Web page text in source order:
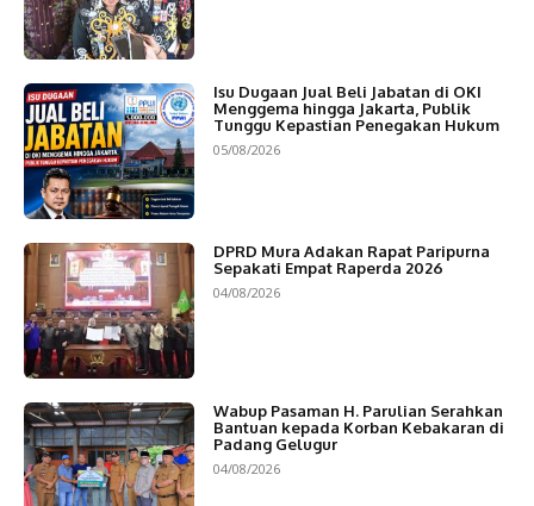
Isu Dugaan Jual Beli Jabatan di OKI
Menggema hingga Jakarta, Publik
Tunggu Kepastian Penegakan Hukum
05/08/2026
DPRD Mura Adakan Rapat Paripurna
Sepakati Empat Raperda 2026
04/08/2026
Wabup Pasaman H. Parulian Serahkan
Bantuan kepada Korban Kebakaran di
Padang Gelugur
04/08/2026